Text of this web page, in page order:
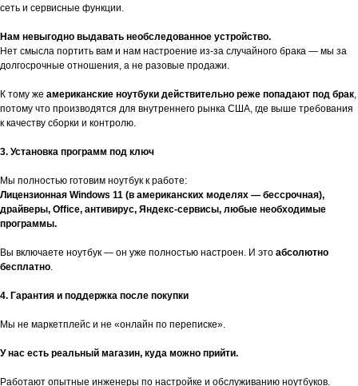
сеть и сервисные функции.
Нам невыгодно выдавать необследованное устройство.
Нет смысла портить вам и нам настроение из-за случайного брака — мы за
долгосрочные отношения, а не разовые продажи.
К тому же американские ноутбуки действительно реже попадают под брак,
потому что производятся для внутреннего рынка США, где выше требования
к качеству сборки и контролю.
3. Установка программ под ключ
Мы полностью готовим ноутбук к работе:
Лицензионная Windows 11 (в американских моделях — бессрочная),
драйверы, Office, антивирус, Яндекс-сервисы, любые необходимые
программы.
Вы включаете ноутбук — он уже полностью настроен. И это абсолютно
бесплатно.
4. Гарантия и поддержка после покупки
Мы не маркетплейс и не «онлайн по переписке».
У нас есть реальный магазин, куда можно прийти.
Работают опытные инженеры по настройке и обслуживанию ноутбуков.